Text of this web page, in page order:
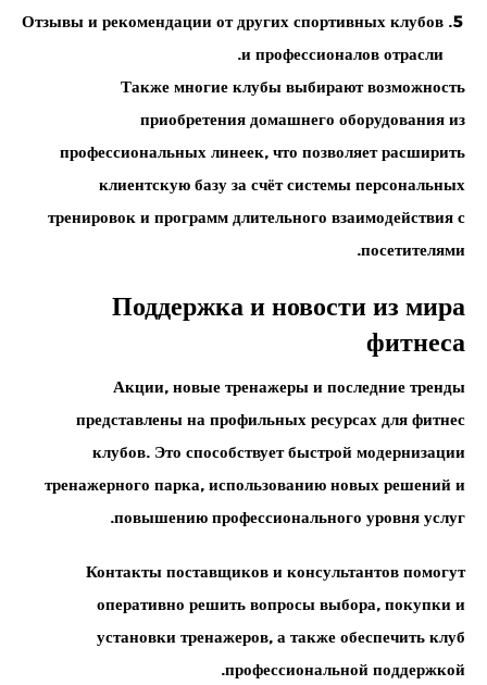
Отзывы и рекомендации от других спортивных клубов
и профессионалов отрасли.
Также многие клубы выбирают возможность
приобретения домашнего оборудования из
профессиональных линеек, что позволяет расширить
клиентскую базу за счёт системы персональных
тренировок и программ длительного взаимодействия с
посетителями.
Поддержка и новости из мира
фитнеса
Акции, новые тренажеры и последние тренды
представлены на профильных ресурсах для фитнес
клубов. Это способствует быстрой модернизации
тренажерного парка, использованию новых решений и
повышению профессионального уровня услуг.
Контакты поставщиков и консультантов помогут
оперативно решить вопросы выбора, покупки и
установки тренажеров, а также обеспечить клуб
профессиональной поддержкой.